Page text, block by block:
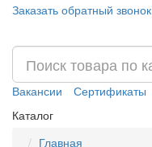
Заказать обратный звонок
Вакансии Сертификаты
Каталог
Главная